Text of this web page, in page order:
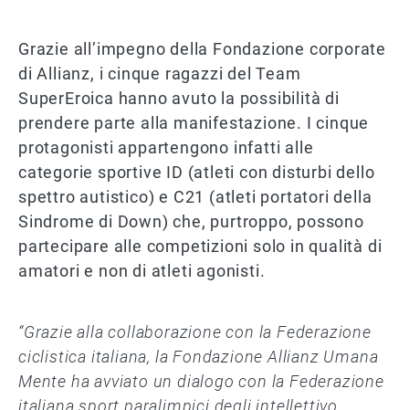
Grazie all’impegno della Fondazione corporate
di Allianz, i cinque ragazzi del Team
SuperEroica hanno avuto la possibilità di
prendere parte alla manifestazione. I cinque
protagonisti appartengono infatti alle
categorie sportive ID (atleti con disturbi dello
spettro autistico) e C21 (atleti portatori della
Sindrome di Down) che, purtroppo, possono
partecipare alle competizioni solo in qualità di
amatori e non di atleti agonisti.
“Grazie alla collaborazione con la Federazione
ciclistica italiana, la Fondazione Allianz Umana
Mente ha avviato un dialogo con la Federazione
italiana sport paralimpici degli intellettivo